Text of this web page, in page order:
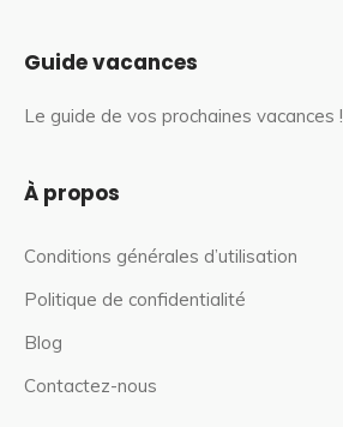
Guide vacances
Le guide de vos prochaines vacances !
À propos
Conditions générales d’utilisation
Politique de confidentialité
Blog
Contactez-nous